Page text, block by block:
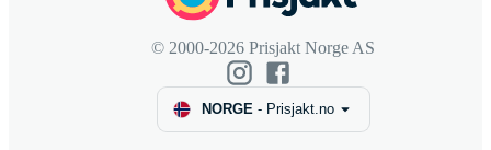
© 2000-2026 Prisjakt Norge AS
NORGE- Prisjakt.no